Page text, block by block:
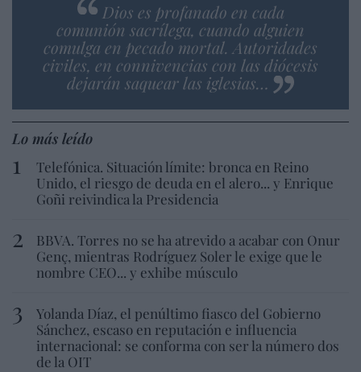
Dios es profanado en cada
comunión sacrílega, cuando alguien
comulga en pecado mortal. Autoridades
civiles, en connivencias con las diócesis
dejarán saquear las iglesias…
Lo más leído
Telefónica. Situación límite: bronca en Reino
Unido, el riesgo de deuda en el alero... y Enrique
Goñi reivindica la Presidencia
BBVA. Torres no se ha atrevido a acabar con Onur
Genç, mientras Rodríguez Soler le exige que le
nombre CEO... y exhibe músculo
Yolanda Díaz, el penúltimo fiasco del Gobierno
Sánchez, escaso en reputación e influencia
internacional: se conforma con ser la número dos
de la OIT